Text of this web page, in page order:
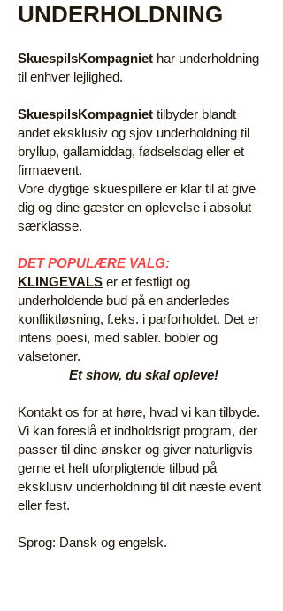
UNDERHOLDNING
SkuespilsKompagniet har underholdning
til enhver lejlighed.
SkuespilsKompagniet tilbyder blandt
andet eksklusiv og sjov underholdning til
bryllup, gallamiddag, fødselsdag eller et
firmaevent.
Vore dygtige skuespillere er klar til at give
dig og dine gæster en oplevelse i absolut
særklasse.
DET POPULÆRE VALG:
KLINGEVALS er et festligt og
underholdende bud på en anderledes
konfliktløsning, f.eks. i parforholdet. Det er
intens poesi, med sabler. bobler og
valsetoner.
Et show, du skal opleve!
Kontakt os for at høre, hvad vi kan tilbyde.
Vi kan foreslå et indholdsrigt program, der
passer til dine ønsker og giver naturligvis
gerne et helt uforpligtende tilbud på
eksklusiv underholdning til dit næste event
eller fest.
Sprog: Dansk og engelsk.